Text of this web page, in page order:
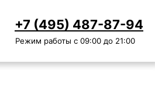
+7 (495) 487-87-94
Режим работы с 09:00 до 21:00